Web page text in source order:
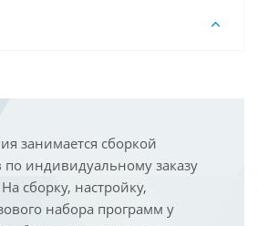
занимается сборкой
индивидуальному заказу
сборку, настройку,
набора программ у